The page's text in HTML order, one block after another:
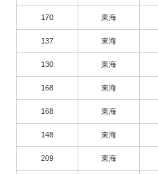
170 東海
137 東海
130 東海
168 東海
168 東海
148 東海
209 東海